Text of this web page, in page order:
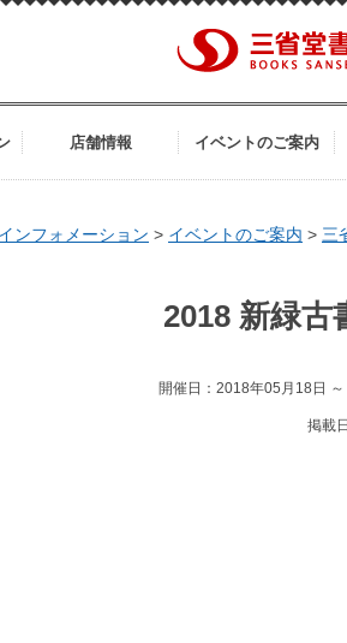
店舗情報 イベントのご案内
インフォメーション > イベントのご案内 > 三
2018 新緑古
開催日：2018年05月18日
掲載